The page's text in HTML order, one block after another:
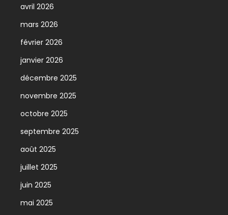
avril 2026
mars 2026
février 2026
janvier 2026
décembre 2025
novembre 2025
octobre 2025
septembre 2025
août 2025
juillet 2025
juin 2025
mai 2025